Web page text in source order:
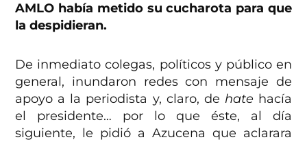
AMLO había metido su cucharota para que
la despidieran.
De inmediato colegas, políticos y público en
general, inundaron redes con mensaje de
apoyo a la periodista y, claro, de hate hacía
el presidente… por lo que éste, al día
siguiente, le pidió a Azucena que aclarara